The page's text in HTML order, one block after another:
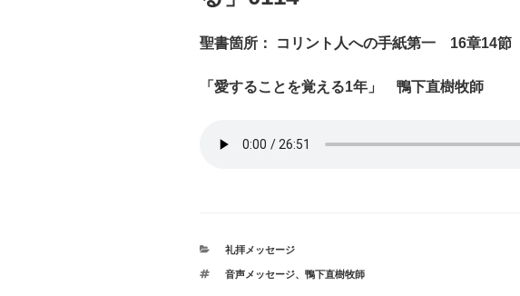
聖書箇所： コリント人への手紙第一 16章14節
「愛することを覚える1年」 鴨下直樹牧師
カ
ゴ
礼拝メッセージ
タ
音声メッセージ、 鴨下直樹牧師